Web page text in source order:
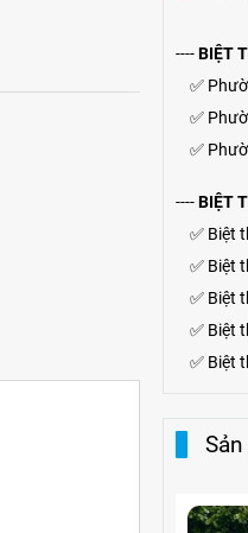
----BIỆT
✅
✅
✅
----BIỆT
✅ Biệt
✅ Biệt
✅ Biệt
✅ Biệt
✅ Biệt